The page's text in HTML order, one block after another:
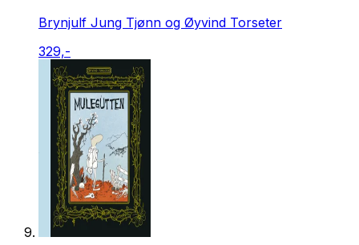
Brynjulf Jung Tjønn og Øyvind Torseter
329,-